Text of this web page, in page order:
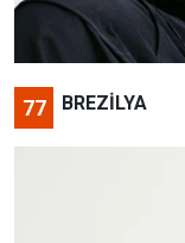
77 BREZİLYA